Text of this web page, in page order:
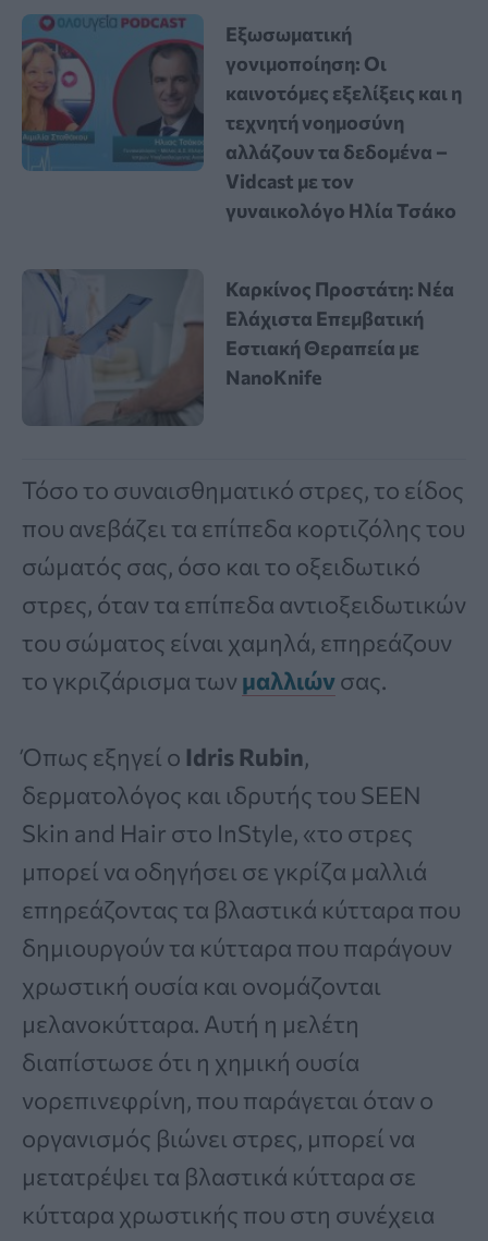
Εξωσωματική
γονιμοποίηση: Οι
καινοτόμες εξελίξεις και η
τεχνητή νοημοσύνη
αλλάζουν τα δεδομένα –
Vidcast με τον
γυναικολόγο Ηλία Τσάκο
Καρκίνος Προστάτη: Νέα
Ελάχιστα Επεμβατική
Εστιακή Θεραπεία με
NanoKnife
Τόσο το συναισθηματικό στρες, το είδος
που ανεβάζει τα επίπεδα κορτιζόλης του
σώματός σας, όσο και το οξειδωτικό
στρες, όταν τα επίπεδα αντιοξειδωτικών
του σώματος είναι χαμηλά, επηρεάζουν
το γκριζάρισμα των μαλλιώνσας.
Όπως εξηγεί ο Idris Rubin,
δερματολόγος και ιδρυτής του SEEN
Skin and Hair στο InStyle, «το στρες
μπορεί να οδηγήσει σε γκρίζα μαλλιά
επηρεάζοντας τα βλαστικά κύτταρα που
δημιουργούν τα κύτταρα που παράγουν
χρωστική ουσία και ονομάζονται
μελανοκύτταρα. Αυτή η μελέτη
διαπίστωσε ότι η χημική ουσία
νορεπινεφρίνη, που παράγεται όταν ο
οργανισμός βιώνει στρες, μπορεί να
μετατρέψει τα βλαστικά κύτταρα σε
κύτταρα χρωστικής που στη συνέχεια